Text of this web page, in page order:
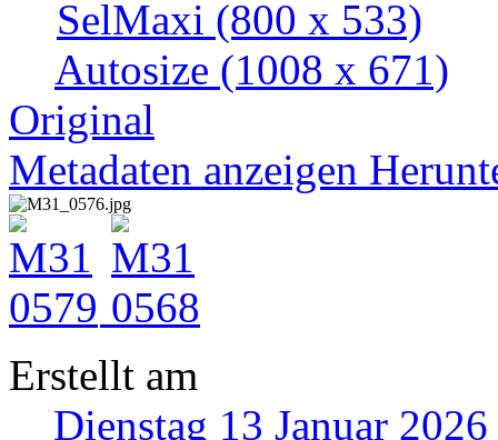
SelMaxi (800 x 533)
Autosize (1008 x 671)
Original
Metadaten anzeigen
Erstellt am
Dienstag 13 Januar 2026